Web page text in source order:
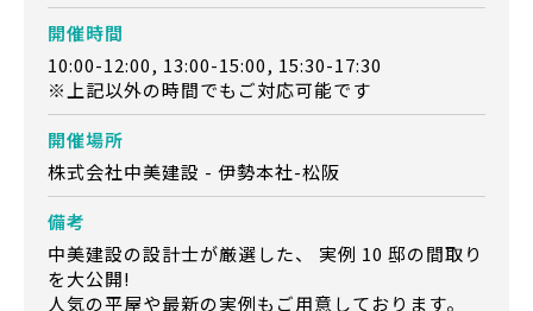
開催時間
10:00-12:00, 13:00-15:00, 15:30-17:30
※上記以外の時間でもご対応可能です
開催場所
株式会社中美建設 - 伊勢本社-松阪
備考
中美建設の設計士が厳選した、 実例 10 邸の間取り
を大公開!
人気の平屋や最新の実例もご用意しております。